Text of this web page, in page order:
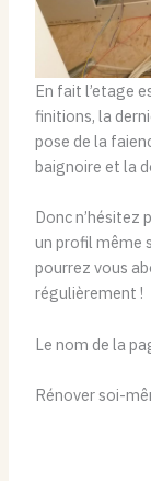
En fait l’etage
finitions, la
pose de la
baignoire et la
Donc n’hésitez
un profil même
pourrez vous
régulièrement !
Le nom de la
Rénover soi-